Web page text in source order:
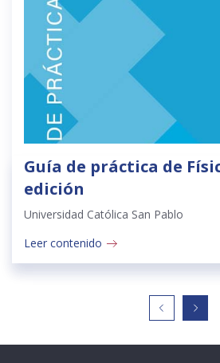
Guía de práctica de
edición
Universidad Católica San Pablo
Leer contenido